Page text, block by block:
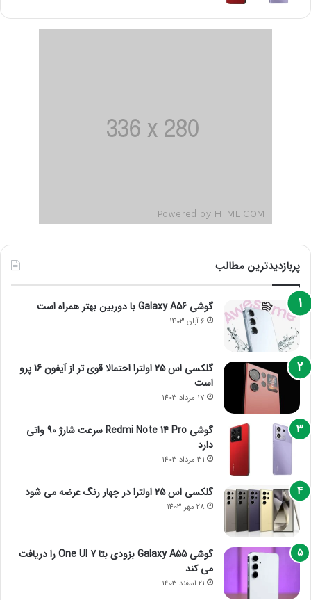
پربازدیدترین مطالب
گوشی Galaxy A56 با دوربین بهتر همراه است
6 آبان 1403
گلکسی اس 25 اولترا احتمالا قوی تر از آیفون 16 پرو
است
17 مرداد 1403
گوشی Redmi Note 14 Pro سرعت شارژ 90 واتی
دارد
31 مرداد 1403
گلکسی اس 25 اولترا در چهار رنگ عرضه می شود
28 مهر 1403
گوشی Galaxy A55 بزودی بتا One UI 7 را دریافت
می کند
21 اسفند 1403